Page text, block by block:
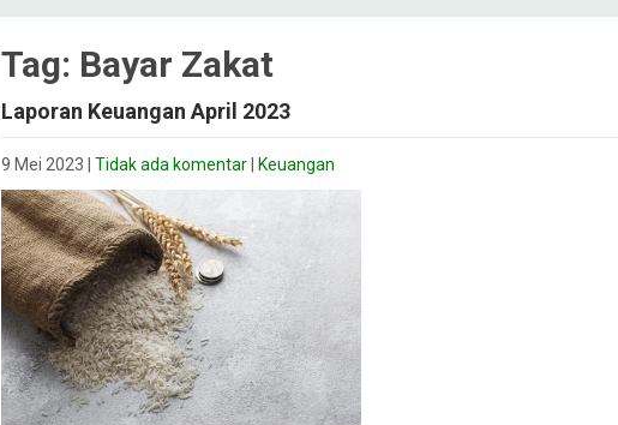
Tag: Bayar Zakat
Laporan Keuangan April 2023
9 Mei 2023 Tidak ada komentar Keuangan